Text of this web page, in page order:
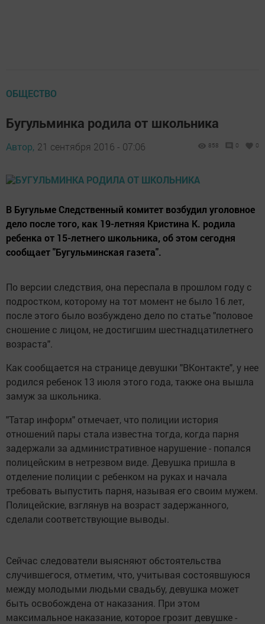
ОБЩЕСТВО
Бугульминка родила от школьника
Автор, 21 сентября 2016 - 07:06 858 0 0
В Бугульме Следственный комитет возбудил уголовное
дело после того, как 19-летняя Кристина К. родила
ребенка от 15-летнего школьника, об этом сегодня
сообщает "Бугульминская газета".
По версии следствия, она переспала в прошлом году с
подростком, которому на тот момент не было 16 лет,
после этого было возбуждено дело по статье "половое
сношение с лицом, не достигшим шестнадцатилетнего
возраста".
Как сообщается на странице девушки "ВКонтакте", у нее
родился ребенок 13 июля этого года, также она вышла
замуж за школьника.
"Татар информ" отмечает, что полиции история
отношений пары стала известна тогда, когда парня
задержали за административное нарушение - попался
полицейским в нетрезвом виде. Девушка пришла в
отделение полиции с ребенком на руках и начала
требовать выпустить парня, называя его своим мужем.
Полицейские, взглянув на возраст задержанного,
сделали соответствующие выводы.
Сейчас следователи выясняют обстоятельства
случившегося, отметим, что, учитывая состоявшуюся
между молодыми людьми свадьбу, девушка может
быть освобождена от наказания. При этом
максимальное наказание, которое грозит девушке -